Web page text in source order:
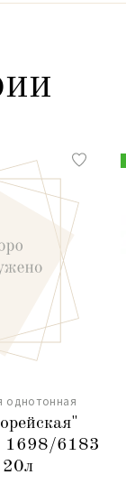
однотонная
1698/6183